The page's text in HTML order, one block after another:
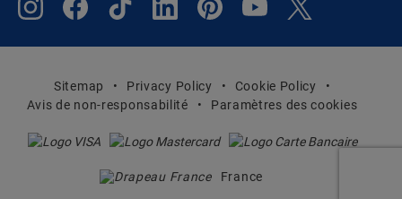
Sitemap Privacy Policy
Cookie Policy
Avis de non-responsabilité
Paramètres des cookies
France